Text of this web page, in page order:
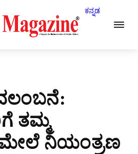
ಕನ್ನಡ
ತಮ್ಮ
ನಿಯಂತ್ರಣ